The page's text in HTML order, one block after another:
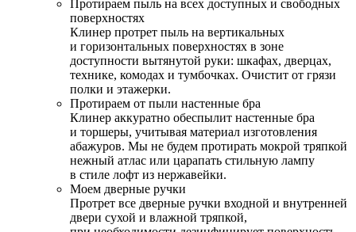
Протираем пыль на всех доступных и свободных
поверхностях
Клинер протрет пыль на вертикальных
и горизонтальных поверхностях в зоне
доступности вытянутой руки: шкафах, дверцах,
технике, комодах и тумбочках. Очистит от грязи
полки и этажерки.
Протираем от пыли настенные бра
Клинер аккуратно обеспылит настенные бра
и торшеры, учитывая материал изготовления
абажуров. Мы не будем протирать мокрой тряпкой
нежный атлас или царапать стильную лампу
в стиле лофт из нержавейки.
Моем дверные ручки
Протрет все дверные ручки входной и внутренней
двери сухой и влажной тряпкой,